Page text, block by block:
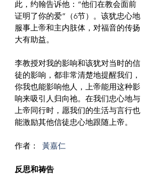
此，约翰告诉他：“他们在教会面前
证明了你的爱”（6节）。该犹忠心地
服事上帝和主内肢体，对福音的传扬
大有助益。
李教授对我的影响和该犹对当时的信
徒的影响，都非常清楚地提醒我们，
你我也能影响他人，上帝能用这种影
响来吸引人归向祂。在我们忠心地与
上帝同行时，愿我们的生活与言行也
能激励其他信徒忠心地跟随上帝。
作者： 黃嘉仁
反思和祷告